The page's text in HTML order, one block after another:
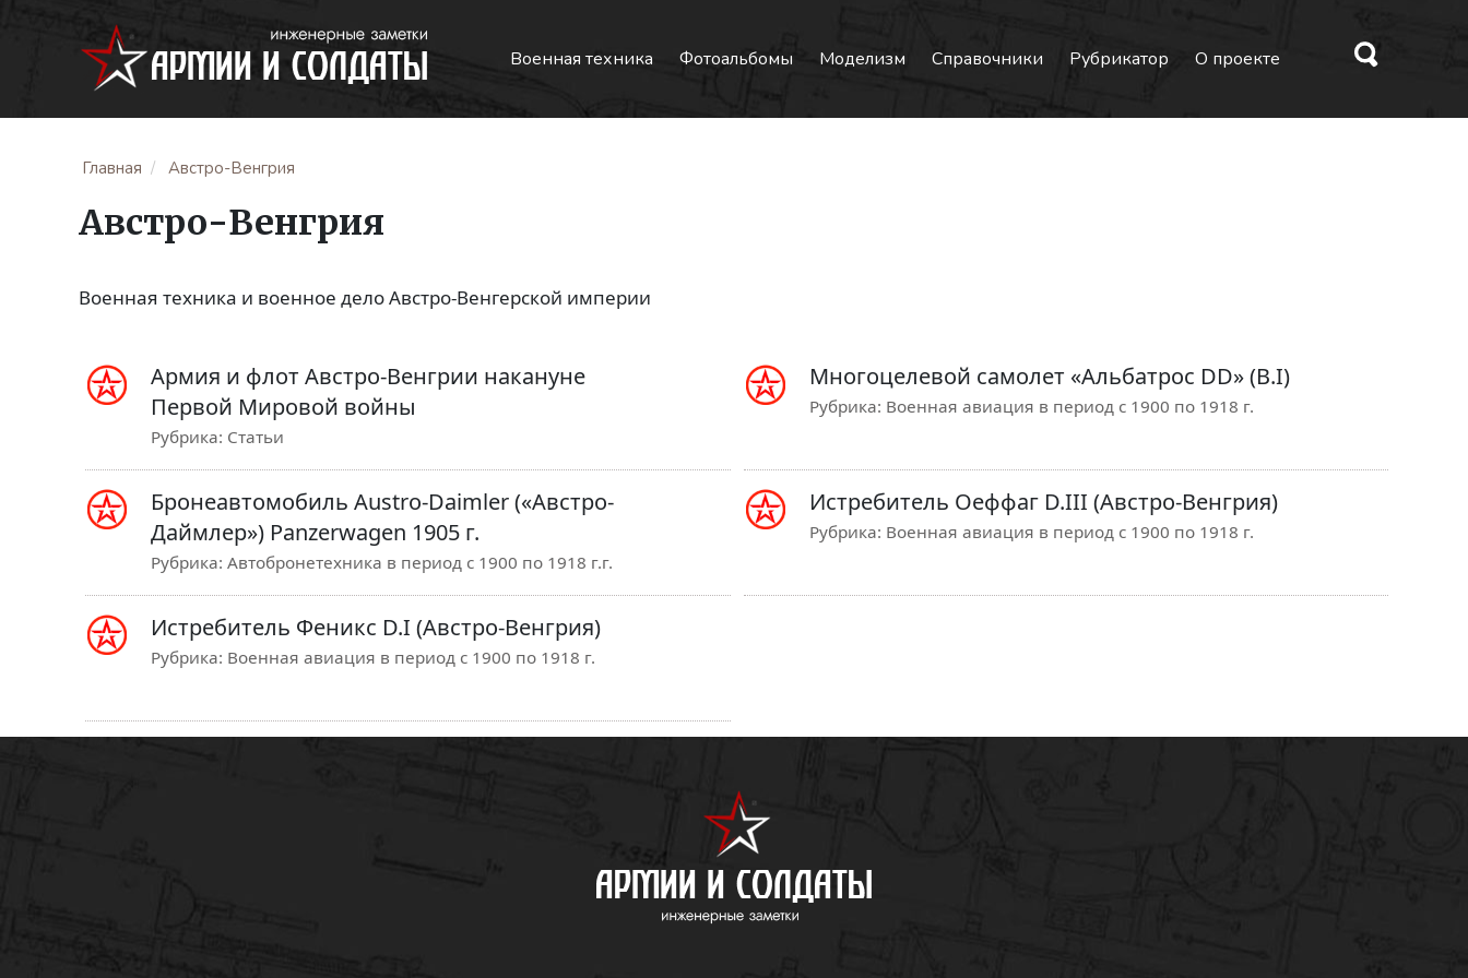
Военная техника Фотоальбомы Моделизм Справочники Рубрикатор О проекте
Главная Австро-Венгрия
Австро-Венгрия
Военная техника и военное дело Австро-Венгерской империи
Армия и флот Австро-Венгрии накануне
Первой Мировой войны
Рубрика: Статьи
Многоцелевой самолет «Альбатрос DD» (B.I)
Рубрика: Военная авиация в период с 1900 по 1918 г.
Бронеавтомобиль Austro-Daimler («Австро-
Даймлер») Panzerwagen 1905 г.
Рубрика:Автобронетехника в период с 1900 по 1918 г.г.
Истребитель Оеффаг D.III (Австро-Венгрия)
Рубрика: Военная авиация в период с 1900 по 1918 г.
Истребитель Феникс D.I (Австро-Венгрия)
Рубрика: Военная авиация в период с 1900 по 1918 г.